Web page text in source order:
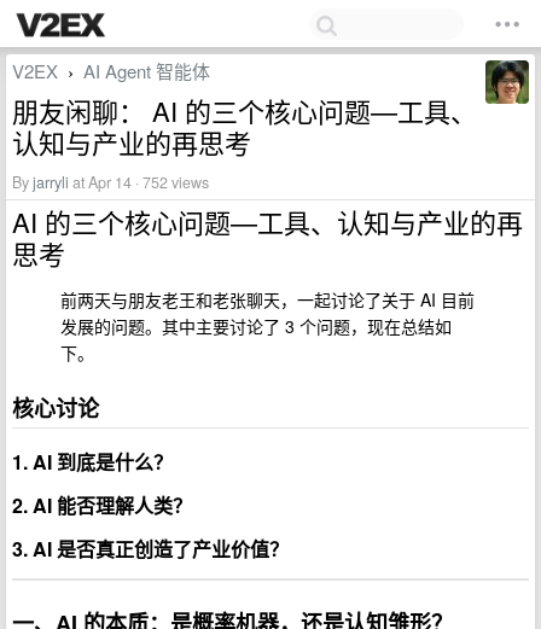
V2EX › AI Agent 智能体
朋友闲聊： AI 的三个核心问题—工具、
认知与产业的再思考
Byjarryli at Apr 14 · 752 views
AI 的三个核心问题—工具、认知与产业的再
思考
前两天与朋友老王和老张聊天，一起讨论了关于 AI 目前
发展的问题。其中主要讨论了 3 个问题，现在总结如
下。
核心讨论
1. AI 到底是什么？
2. AI 能否理解人类？
3. AI 是否真正创造了产业价值？